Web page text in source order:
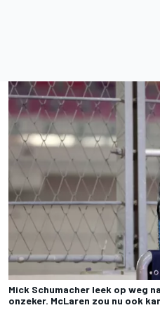
Mick Schumacher leek op weg
onzeker. McLaren zou nu ook